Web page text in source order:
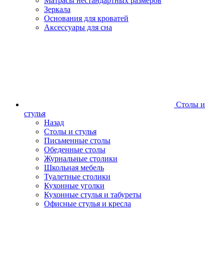
Зеркала
Основания для кроватей
Аксессуары для сна
Столы и
стулья
Назад
Столы и стулья
Письменные столы
Обеденные столы
Журнальные столики
Школьная мебель
Туалетные столики
Кухонные уголки
Кухонные стулья и табуреты
Офисные стулья и кресла